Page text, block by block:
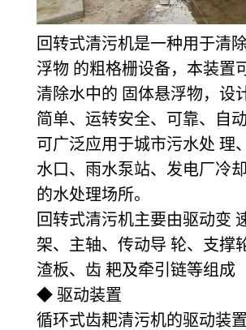
回转式清污机是一种用于清
浮物 的粗格栅设备，本装置
清除水中的 固体悬浮物，设
简单、运转安全、可靠、自
可广泛应用于城市污水处 理
水口、雨水泵站、发电厂冷
的水处理场所。
回转式清污机主要由驱动变
架、主轴、传动导 轮、支撑
渣板、齿 耙及牵引链等组成
◆ 驱动装置
循环式齿耙清污机的驱动装